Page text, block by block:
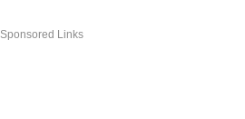
Sponsored Links